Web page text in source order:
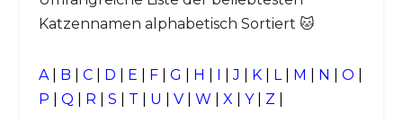
Katzennamen alphabetisch Sortiert 🐱
A| B C| D E F| G H I |J K| L M N O
P
Q R S T U V| W X Y| Z